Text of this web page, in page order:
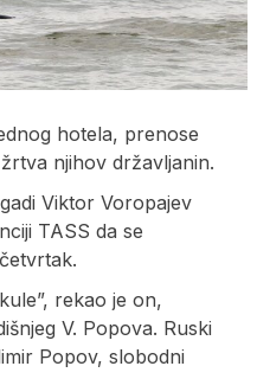
hotela, prenose
njihov državljanin.
Viktor Voropajev
TASS da se
rekao je on,
V. Popova. Ruski
Popov, slobodni